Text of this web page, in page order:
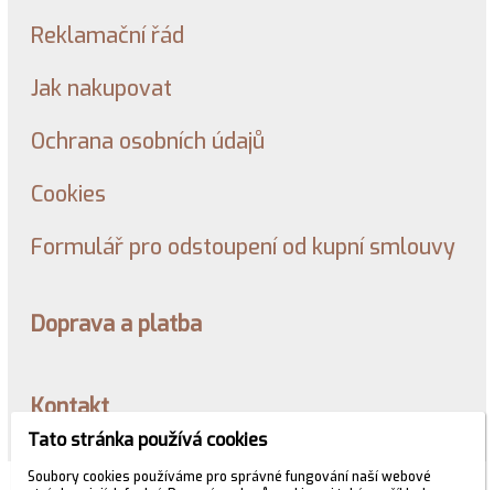
Reklamační řád
Jak nakupovat
Ochrana osobních údajů
Cookies
Formulář pro odstoupení od kupní smlouvy
Doprava a platba
Kontakt
Tato stránka používá cookies
Soubory cookies používáme pro správné fungování naší webové